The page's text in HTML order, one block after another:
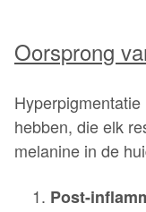
Oorsprong
hebben, die elk
melanine in de
Post-